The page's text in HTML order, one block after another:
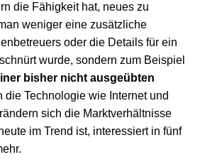
die Fähigkeit hat, neues zu
weniger eine zusätzliche
oder die Details für ein
wurde, sondern zum Beispiel
bisher nicht ausgeübten
die Technologie wie Internet und
sich die Marktverhältnisse
im Trend ist, interessiert in fünf